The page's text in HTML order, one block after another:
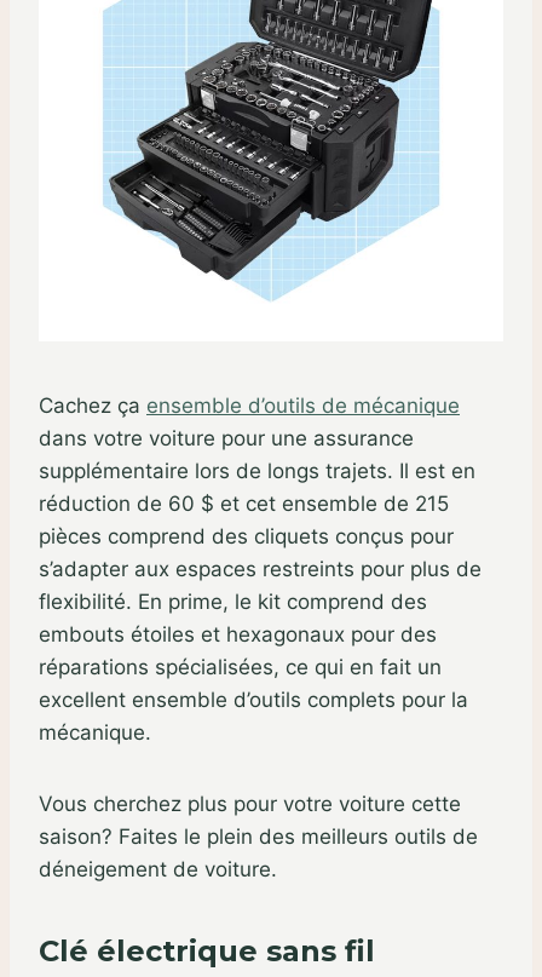
Cachez ça ensemble d’outils de mécanique
dans votre voiture pour une assurance
supplémentaire lors de longs trajets. Il est en
réduction de 60 $ et cet ensemble de 215
pièces comprend des cliquets conçus pour
s’adapter aux espaces restreints pour plus de
flexibilité. En prime, le kit comprend des
embouts étoiles et hexagonaux pour des
réparations spécialisées, ce qui en fait un
excellent ensemble d’outils complets pour la
mécanique.
Vous cherchez plus pour votre voiture cette
saison? Faites le plein des meilleurs outils de
déneigement de voiture.
Clé électrique sans fil